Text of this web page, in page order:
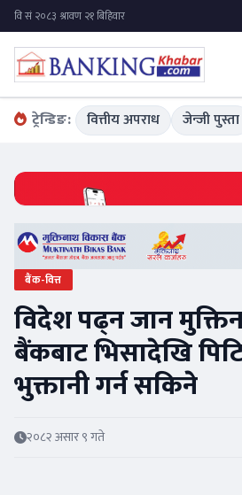
ट्रेन्डिङ: वित्तीय अपराध जेन्जी पुस्ता
बैंक-वित्त
विदेश पढ्न जान
बैंकबाट भिसादेखि
भुक्तानी गर्न सकिने
२०८२ असार ९ गते